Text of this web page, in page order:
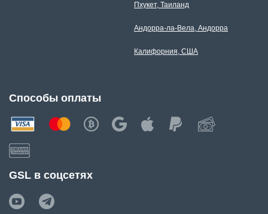
Пхукет, Таиланд
Андорра-ла-Вела, Андорра
Калифорния, США
Способы оплаты
GSL в соцсетях